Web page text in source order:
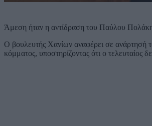
Άμεση ήταν η αντίδραση του Παύλου
Ο βουλευτής Χανίων αναφέρει σε ανάρτησή
κόμματος, υποστηρίζοντας ότι ο τελευταίος